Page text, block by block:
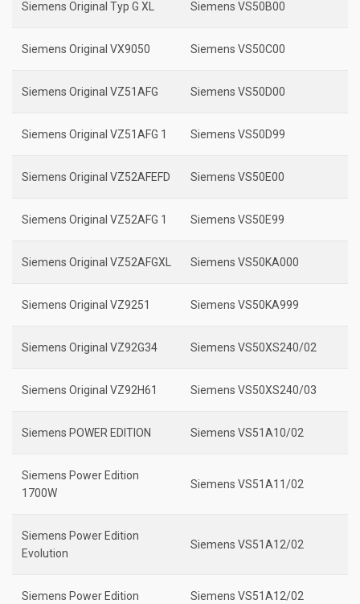
Siemens Original Typ G XL Siemens VS50B00
Siemens Original VX9050 Siemens VS50C00
Siemens Original VZ51AFG Siemens VS50D00
Siemens Original VZ51AFG 1 Siemens VS50D99
Siemens Original VZ52AFEFD Siemens VS50E00
Siemens Original VZ52AFG 1 Siemens VS50E99
Siemens Original VZ52AFGXL Siemens VS50KA000
Siemens Original VZ9251 Siemens VS50KA999
Siemens Original VZ92G34 Siemens VS50XS240/02
Siemens Original VZ92H61 Siemens VS50XS240/03
Siemens POWER EDITION Siemens VS51A10/02
Siemens Power Edition
1700W
Siemens VS51A11/02
Siemens Power Edition
Evolution
Siemens VS51A12/02
Siemens Power Edition
Siemens VS51A12/02